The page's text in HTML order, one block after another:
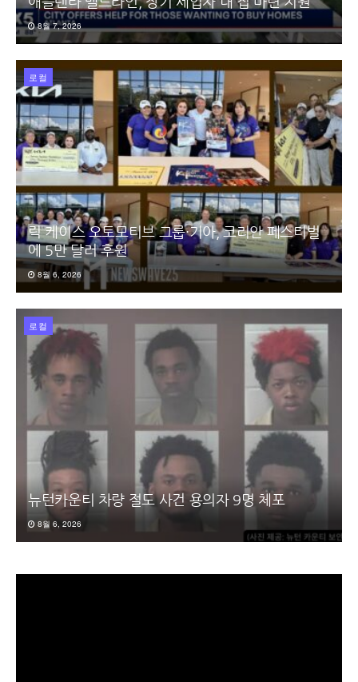
8월 7, 2026
로컬
릭 케이스 오토모티브 그룹·기아, 코리안 페스티벌
에 5만 달러 후원
8월 6, 2026
로컬
뉴턴카운티 차량 절도 사건 용의자 9명 체포
8월 6, 2026